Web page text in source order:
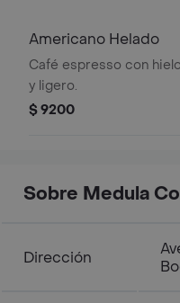
Americano Helado
Café espresso con
y ligero.
$ 9200
Sobre Medula
Dirección